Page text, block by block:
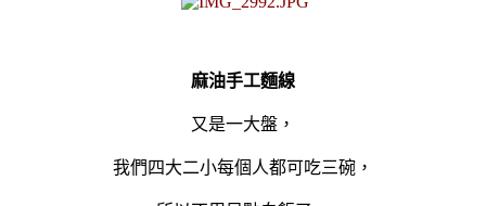
麻油手工麵線
又是一大盤，
我們四大二小每個人都可吃三碗，